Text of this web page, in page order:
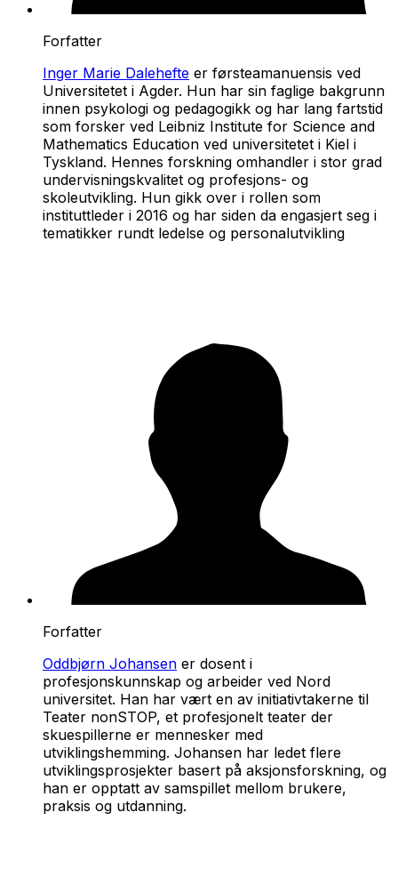
Forfatter
Inger Marie Dalehefte er førsteamanuensis ved
Universitetet i Agder. Hun har sin faglige bakgrunn
innen psykologi og pedagogikk og har lang fartstid
som forsker ved Leibniz Institute for Science and
Mathematics Education ved universitetet i Kiel i
Tyskland. Hennes forskning omhandler i stor grad
undervisningskvalitet og profesjons- og
skoleutvikling. Hun gikk over i rollen som
instituttleder i 2016 og har siden da engasjert seg i
tematikker rundt ledelse og personalutvikling
Forfatter
Oddbjørn Johansen er dosent i
profesjonskunnskap og arbeider ved Nord
universitet. Han har vært en av initiativtakerne til
Teater nonSTOP, et profesjonelt teater der
skuespillerne er mennesker med
utviklingshemming. Johansen har ledet flere
utviklingsprosjekter basert på aksjonsforskning, og
han er opptatt av samspillet mellom brukere,
praksis og utdanning.